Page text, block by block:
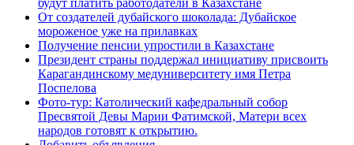
будут платить работодатели в Казахстане
От создателей дубайского шоколада: Дубайское
мороженое уже на прилавках
Получение пенсии упростили в Казахстане
Президент страны поддержал инициативу присвоить
Карагандинскому медуниверситету имя Петра
Поспелова
Фото-тур: Католический кафедральный собор
Пресвятой Девы Марии Фатимской, Матери всех
народов готовят к открытию.